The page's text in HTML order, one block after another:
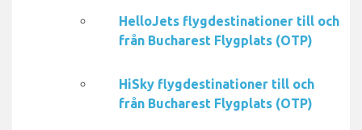
HelloJets flygdestinationer till och
från Bucharest Flygplats (OTP)
HiSky flygdestinationer till och
från Bucharest Flygplats (OTP)